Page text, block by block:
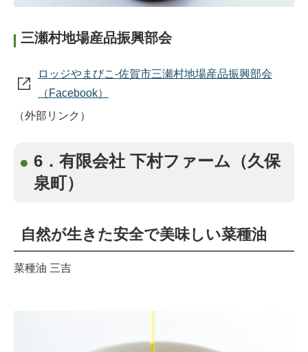
三瀬村地場産品振興部会
ロッジやまびこ‐佐賀市三瀬村地場産品振興部会
（Facebook）
（外部リンク）
6．有限会社 下村ファーム（久保
泉町）
自然が生きた安全で美味しい菜種油
菜種油 三吉